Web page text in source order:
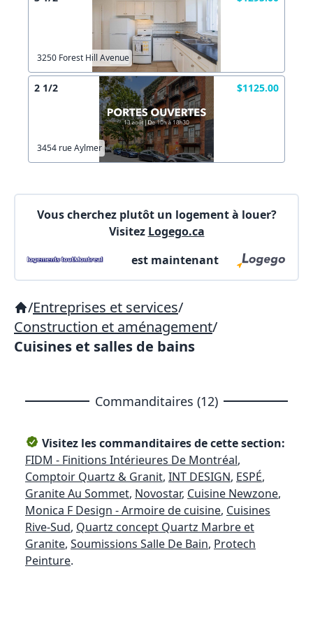
3250 Forest Hill Avenue
2 1/2 $1125.00
3454 rue Aylmer
Vous cherchez plutôt un logement à louer?
Visitez Logego.ca
est maintenant
/Entreprises et services/
Construction et aménagement/
Cuisines et salles de bains
Commanditaires (12)
Visitez les commanditaires de cette section:
FIDM - Finitions Intérieures De Montréal,
Comptoir Quartz & Granit, INT DESIGN, ESPÉ,
Granite Au Sommet, Novostar, Cuisine Newzone,
Monica F Design - Armoire de cuisine, Cuisines
Rive-Sud, Quartz concept Quartz Marbre et
Granite, Soumissions Salle De Bain, Protech
Peinture.
Commentaires:
X Fermer Envoyez
Commentaires:
Lien vers inscription (sera inclus dans courriel)
Copier lien
X Fermer Envoyez
Créer un compte
X Fermer